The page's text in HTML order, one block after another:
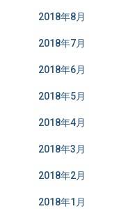
2018年8月
2018年7月
2018年6月
2018年5月
2018年4月
2018年3月
2018年2月
2018年1月